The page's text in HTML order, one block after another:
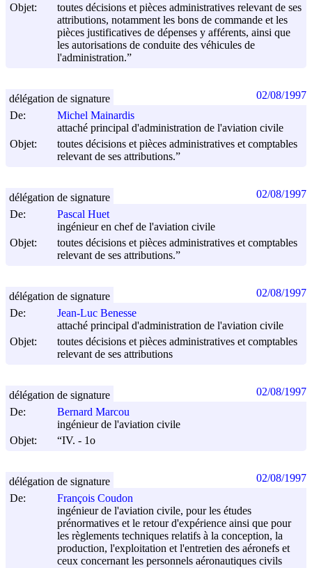
Objet:
toutes décisions et pièces administratives relevant de ses
attributions, notamment les bons de commande et les
pièces justificatives de dépenses y afférents, ainsi que
les autorisations de conduite des véhicules de
l'administration.”
De:
Michel Mainardis
attaché principal d'administration de l'aviation civile
Objet:
toutes décisions et pièces administratives et comptables
relevant de ses attributions.”
délégation de signature 02/08/1997
De:
Pascal Huet
ingénieur en chef de l'aviation civile
Objet:
toutes décisions et pièces administratives et comptables
relevant de ses attributions.”
délégation de signature 02/08/1997
De:
Jean-Luc Benesse
attaché principal d'administration de l'aviation civile
Objet:
toutes décisions et pièces administratives et comptables
relevant de ses attributions
délégation de signature 02/08/1997
De:
Bernard Marcou
ingénieur de l'aviation civile
Objet:
“IV. - 1o
délégation de signature 02/08/1997
De:
François Coudon
ingénieur de l'aviation civile, pour les études
prénormatives et le retour d'expérience ainsi que pour
les règlements techniques relatifs à la conception, la
production, l'exploitation et l'entretien des aéronefs et
ceux concernant les personnels aéronautiques civils
délégation de signature 02/08/1997